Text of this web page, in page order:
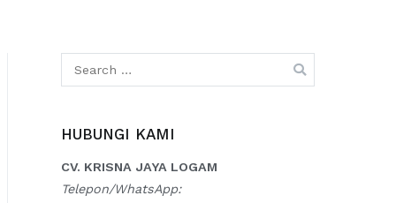
for:
HUBUNGI KAMI
CV. KRISNA JAYA LOGAM
Telepon/WhatsApp: